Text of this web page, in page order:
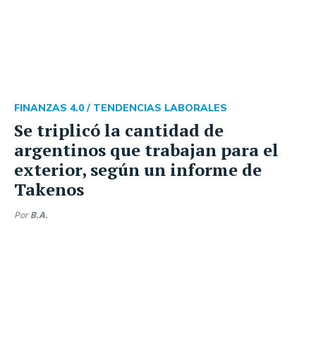
Se triplicó la cantidad de
argentinos que trabajan para el
exterior, según un informe de
Takenos
FINANZAS 4.0 / TENDENCIAS LABORALES
Por B.A.